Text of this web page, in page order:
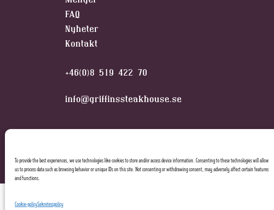
To provide the best experiences, we use technologies like cookies to store and/or access device information. Consenting to these technologies will allow
us to process data such as browsing behavior or unique IDs on this site. Not consenting or withdrawing consent, may adversely affect certain features
and functions.
Cookie-policySekretesspolicy
FAQ
Nyheter
Kontakt
+46(0)8 519 422 70
info@griffinssteakhouse.se